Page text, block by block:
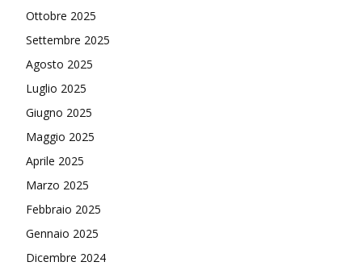
Ottobre 2025
Settembre 2025
Agosto 2025
Luglio 2025
Giugno 2025
Maggio 2025
Aprile 2025
Marzo 2025
Febbraio 2025
Gennaio 2025
Dicembre 2024